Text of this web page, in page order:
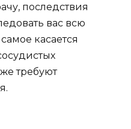
последствия
вас всю
касается
требуют